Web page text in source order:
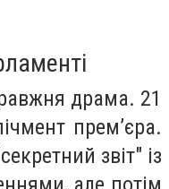
драма. 21
прем’єра.
звіт" із